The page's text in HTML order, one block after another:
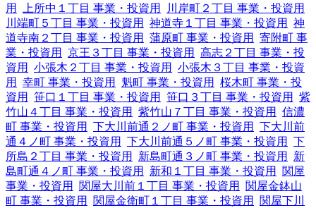
用
上所中１丁目 事業・投資用
川岸町２丁目 事業・投資用
川端町５丁目 事業・投資用
神道寺１丁目 事業・投資用
神
道寺南２丁目 事業・投資用
蒲原町 事業・投資用
寄附町 事
業・投資用
京王３丁目 事業・投資用
高志２丁目 事業・投
資用
小張木２丁目 事業・投資用
小張木３丁目 事業・投資
用
幸町 事業・投資用 魁町 事業・投資用
桜木町 事業・投
資用
笹口１丁目 事業・投資用 笹口３丁目 事業・投資用
紫
竹山４丁目 事業・投資用
紫竹山７丁目 事業・投資用
信濃
町 事業・投資用
下大川前通２ノ町 事業・投資用
下大川前
通４ノ町 事業・投資用
下大川前通５ノ町 事業・投資用
下
所島２丁目 事業・投資用
新島町通３ノ町 事業・投資用
新
島町通４ノ町 事業・投資用
新和１丁目 事業・投資用
関屋
事業・投資用
関屋大川前１丁目 事業・投資用
関屋金鉢山
町 事業・投資用
関屋金衛町１丁目 事業・投資用
関屋下川